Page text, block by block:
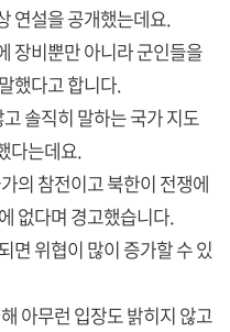
연설을 공개했는데요.
장비뿐만 아니라 군인들을
했다고 합니다.
솔직히 말하는 국가 지도
다는데요.
의 참전이고 북한이 전쟁에
없다며 경고했습니다.
면 위협이 많이 증가할 수 있
아무런 입장도 밝히지 않고